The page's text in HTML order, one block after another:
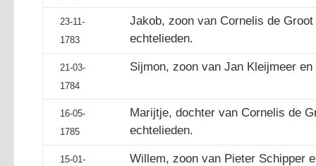
23-11-
1783
Jakob, zoon van Cornelis de
echtelieden.
21-03-
1784
Sijmon, zoon van Jan Kleijmeer
16-05-
1785
Marijtje, dochter van Cornelis de
echtelieden.
15-01-
Willem, zoon van Pieter Schipper